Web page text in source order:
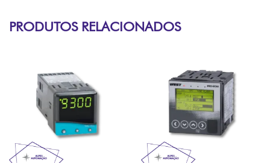
PRODUTOS RELACIONADOS